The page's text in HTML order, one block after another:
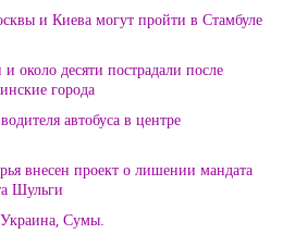
и Киева могут пройти в Стамбуле
около десяти пострадали после
города
автобуса в центре
внесен проект о лишении мандата
Шульги
Сумы.